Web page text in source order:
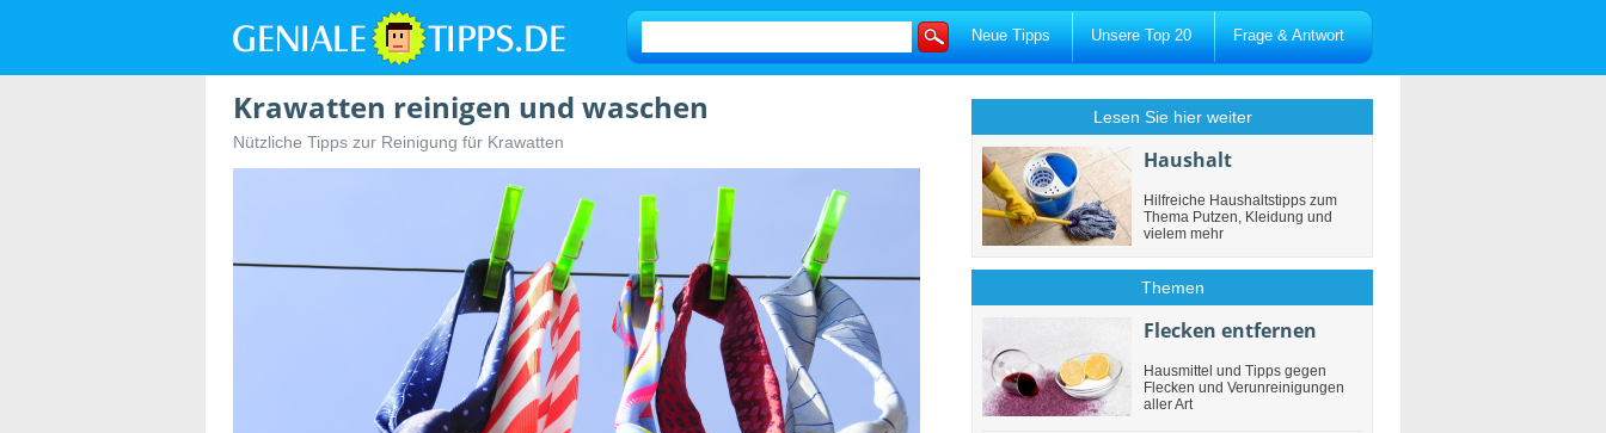
Neue Tipps Unsere Top 20 Frage & Antwort
Krawatten reinigen und waschen
Nützliche Tipps zur Reinigung für Krawatten
Lesen Sie hier weiter
Haushalt
Hilfreiche Haushaltstipps zum
Thema Putzen, Kleidung und
vielem mehr
Themen
Flecken entfernen
Hausmittel und Tipps gegen
Flecken und Verunreinigungen
aller Art